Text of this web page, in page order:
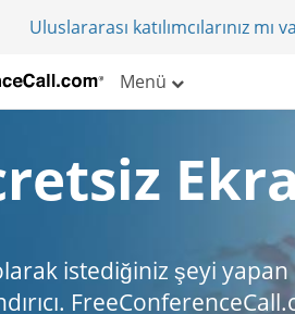
Uluslararası katılımcılarınız
Menü
istediğiniz şeyi